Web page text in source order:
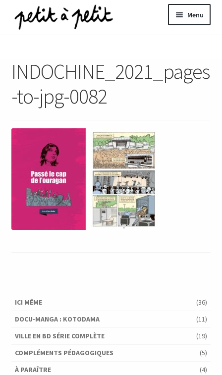
Aller
à
Aller
au
Menu
INDOCHINE_2021_pages
-to-jpg-0082
ICI MÊME
(36)
DOCU-MANGA : KOTODAMA
(11)
VILLE EN BD SÉRIE COMPLÈTE
(19)
COMPLÉMENTS PÉDAGOGIQUES
(5)
À PARAÎTRE
(4)